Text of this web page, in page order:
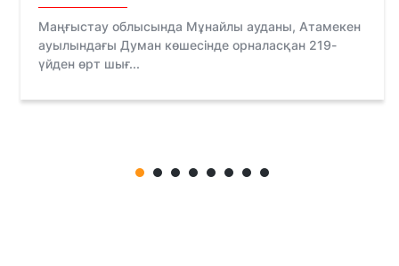
Маңғыстау облысында Мұнайлы ауданы, Атамекен
ауылындағы Думан көшесінде орналасқан 219-
үйден өрт шығ...